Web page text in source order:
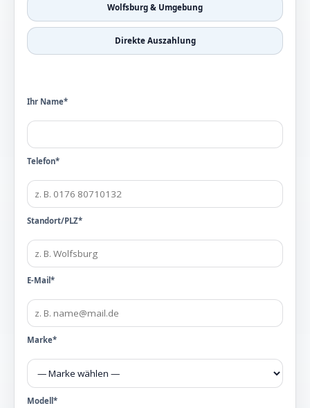
Wolfsburg & Umgebung
Direkte Auszahlung
Ihr Name*
Telefon*
Standort/PLZ*
E-Mail*
Marke*
Modell*